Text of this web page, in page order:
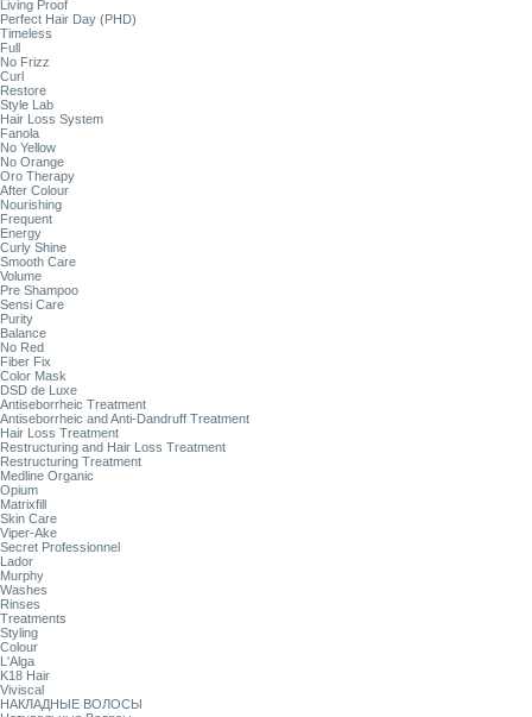
Living Proof
Perfect Hair Day (PHD)
Timeless
Full
No Frizz
Curl
Restore
Style Lab
Hair Loss System
Fanola
No Yellow
No Orange
Oro Therapy
After Colour
Nourishing
Frequent
Energy
Curly Shine
Smooth Care
Volume
Pre Shampoo
Sensi Care
Purity
Balance
No Red
Fiber Fix
Color Mask
DSD de Luxe
Antiseborrheic Treatment
Antiseborrheic and Anti-Dandruff Treatment
Hair Loss Treatment
Restructuring and Hair Loss Treatment
Restructuring Treatment
Medline Organic
Opium
Matrixfill
Skin Care
Viper-Ake
Secret Professionnel
Lador
Murphy
Washes
Rinses
Treatments
Styling
Colour
L'Alga
K18 Hair
Viviscal
НАКЛАДНЫЕ ВОЛОСЫ